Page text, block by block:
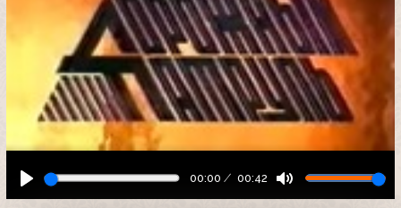
00:00 00:42